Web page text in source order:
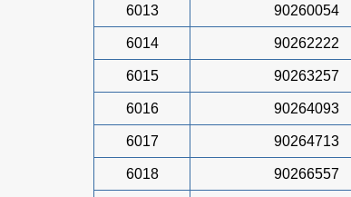
6013 90260054
6014 90262222
6015 90263257
6016 90264093
6017 90264713
6018 90266557